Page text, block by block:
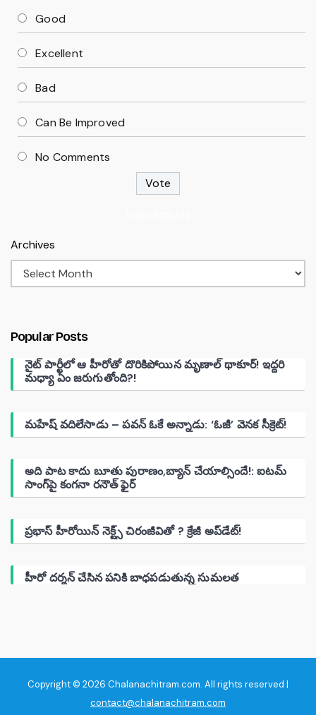
Good
Excellent
Bad
Can Be Improved
No Comments
Archives
Popular Posts
నైట్ పార్టీలో ఆ హీరోతో దొరికిపోయిన మృణాల్ థాకూర్! ఇద్దరి
మధ్యా ఏం జరుగుతోంది?!
మహేష్ వదిలేసాడు – పవన్ ఓకే అన్నాడు: ‘ఓజీ’ వెనక సీక్రెట్!
అది పాట కాదు బూతు పురాణం,బ్యాన్ చేయాల్సిందే!: ఐటమ్
సాంగ్‌పై కంగనా రనౌత్ ఫైర్
ప్రభాస్ హీరోయిన్ నెక్ట్స్ చిరంజీవితో ? క్రేజీ అప్‌డేట్!
హీరో దర్శన్ చేసిన పనికి బాధపడుతున్న సుమలత
Copyright © 2026 Chalanachitram.com. All rights reserved |
contact@chalanachitram.com